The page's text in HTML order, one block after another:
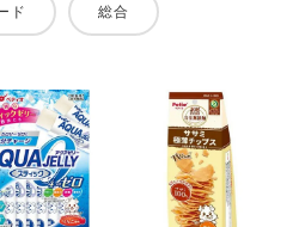
ド 総合